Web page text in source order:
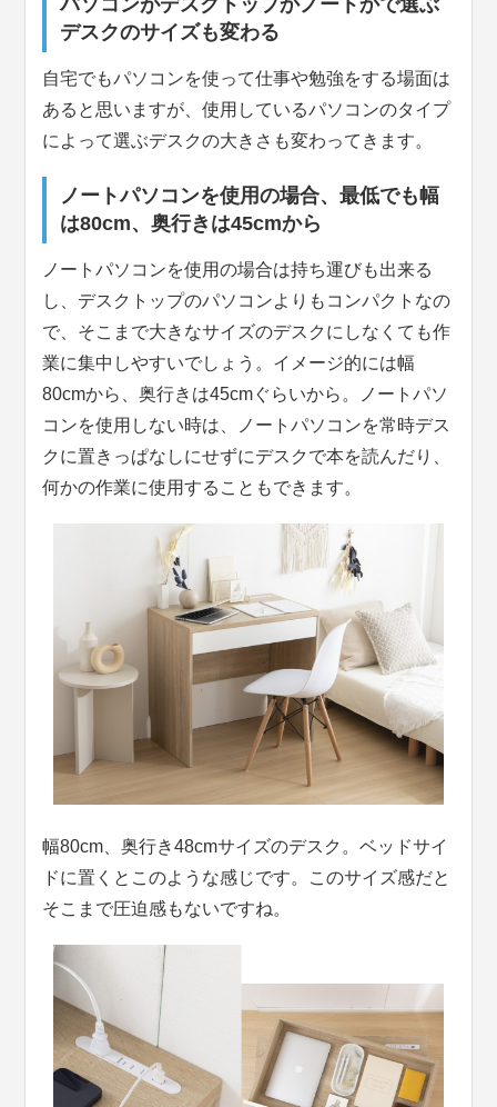
デスクのサイズも変わる
自宅でもパソコンを使って仕事や勉強をする場面は
あると思いますが、使用しているパソコンのタイプ
によって選ぶデスクの大きさも変わってきます。
ノートパソコンを使用の場合、最低でも幅
は80cm、奥行きは45cmから
ノートパソコンを使用の場合は持ち運びも出来る
し、デスクトップのパソコンよりもコンパクトなの
で、そこまで大きなサイズのデスクにしなくても作
業に集中しやすいでしょう。イメージ的には幅
80cmから、奥行きは45cmぐらいから。ノートパソ
コンを使用しない時は、ノートパソコンを常時デス
クに置きっぱなしにせずにデスクで本を読んだり、
何かの作業に使用することもできます。
幅80cm、奥行き48cmサイズのデスク。ベッドサイ
ドに置くとこのような感じです。このサイズ感だと
そこまで圧迫感もないですね。